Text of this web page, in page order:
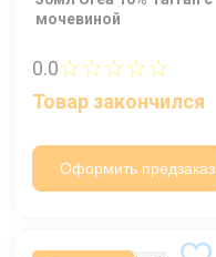
мочевиной
0.0☆☆☆☆☆
Товар закончился
Оформить предзаказ